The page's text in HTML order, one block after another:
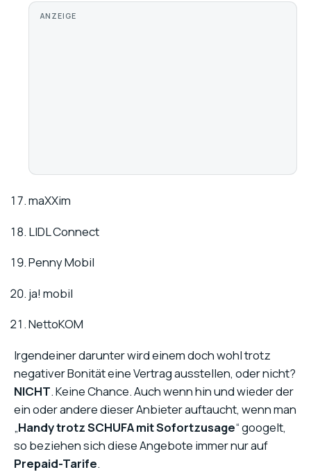
ANZEIGE
maXXim
LIDL Connect
Penny Mobil
ja! mobil
NettoKOM
Irgendeiner darunter wird einem doch wohl trotz
negativer Bonität eine Vertrag ausstellen, oder nicht?
NICHT. Keine Chance. Auch wenn hin und wieder der
ein oder andere dieser Anbieter auftaucht, wenn man
„Handy trotz SCHUFA mit Sofortzusage“ googelt,
so beziehen sich diese Angebote immer nur auf
Prepaid-Tarife.